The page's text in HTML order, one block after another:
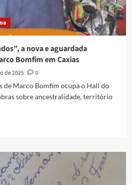
a nova e aguardada
Bomfim em Caxias
de 2025
0
de Marco Bomfim ocupa o Hall do
sobre ancestralidade, território